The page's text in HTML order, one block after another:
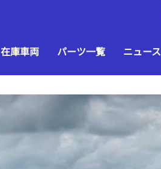
在庫車両 パーツ一覧 ニュース